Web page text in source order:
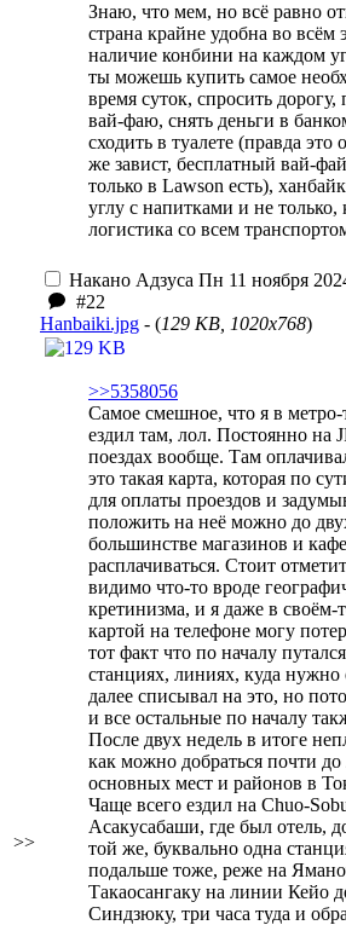
Знаю, что мем, но всё равно
страна крайне удобна во всём
наличие конбини на каждом
ты можешь купить самое
время суток, спросить
вай-фаю, снять деньги в
сходить в туалете (правда это
же завист, бесплатный вай-
только в Lawson есть),
углу с напитками и не только,
логистика со всем
>>
Накано Адзуса Пн 11 ноября
#22
Hanbaiki.jpg - (129 KB, 1020x768)
>>5358056
Самое смешное, что я в метро-
ездил там, лол. Постоянно на
поездах вообще. Там
это такая карта, которая по
для оплаты проездов и
положить на неё можно до
большинстве магазинов и
расплачиваться. Стоит
видимо что-то вроде
кретинизма, и я даже в своём-
картой на телефоне могу
тот факт что по началу
станциях, линиях, куда нужно
далее списывал на это, но
и все остальные по началу
После двух недель в итоге
как можно добраться почти
основных мест и районов в
Чаще всего ездил на Chuo-
Асакусабаши, где был отель,
той же, буквально одна
подальше тоже, реже на
Такаосангаку на линии Кейо
Синдзюку, три часа туда и